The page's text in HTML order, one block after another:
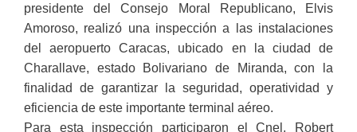
presidente del Consejo Moral Republicano, Elvis
Amoroso, realizó una inspección a las instalaciones
del aeropuerto Caracas, ubicado en la ciudad de
Charallave, estado Bolivariano de Miranda, con la
finalidad de garantizar la seguridad, operatividad y
eficiencia de este importante terminal aéreo.
Para esta inspección participaron el Cnel. Robert